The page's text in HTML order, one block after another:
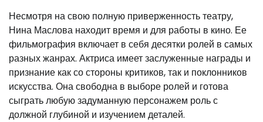
Несмотря на свою полную приверженность театру,
Нина Маслова находит время и для работы в кино. Ее
фильмография включает в себя десятки ролей в самых
разных жанрах. Актриса имеет заслуженные награды и
признание как со стороны критиков, так и поклонников
искусства. Она свободна в выборе ролей и готова
сыграть любую задуманную персонажем роль с
должной глубиной и изучением деталей.